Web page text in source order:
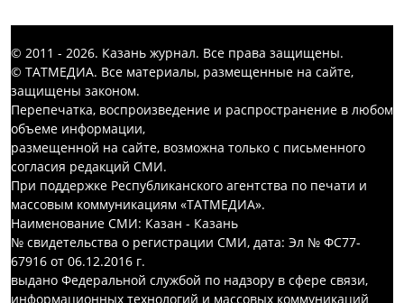
© 2011 - 2026. Казань журнал. Все права защищены.
© ТАТМЕДИА. Все материалы, размещенные на сайте,
защищены законом.
Перепечатка, воспроизведение и распространение в любом
объеме информации,
размещенной на сайте, возможна только с письменного
согласия редакций СМИ.
При поддержке Республиканского агентства по печати и
массовым коммуникациям «ТАТМЕДИА».
Наименование СМИ: Казан - Казань
№ свидетельства о регистрации СМИ, дата: Эл № ФС77-
67916 от 06.12.2016 г.
выдано Федеральной службой по надзору в сфере связи,
информационных технологий и массовых коммуникаций